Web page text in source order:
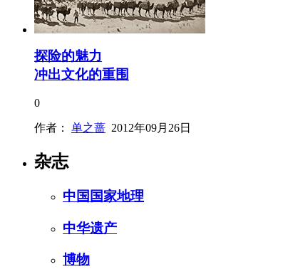
探险的魅力
冲出文化的重围
0
作者： 单之蔷 2012年09月26日
杂志
中国国家地理
中华遗产
博物